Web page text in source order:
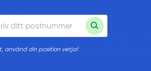
använd din position vetja!